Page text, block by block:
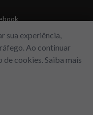
sua experiência,
Ao continuar
de cookies. Saiba mais
| Estrada do Gabinal, 313 –